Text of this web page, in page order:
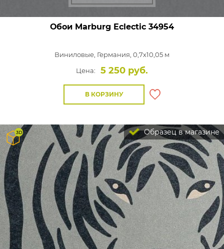
Обои Marburg Eclectic 34954
Виниловые, Германия, 0,7x10,05 м
Цена:
5 250 руб.
В КОРЗИНУ
Образец в магазине